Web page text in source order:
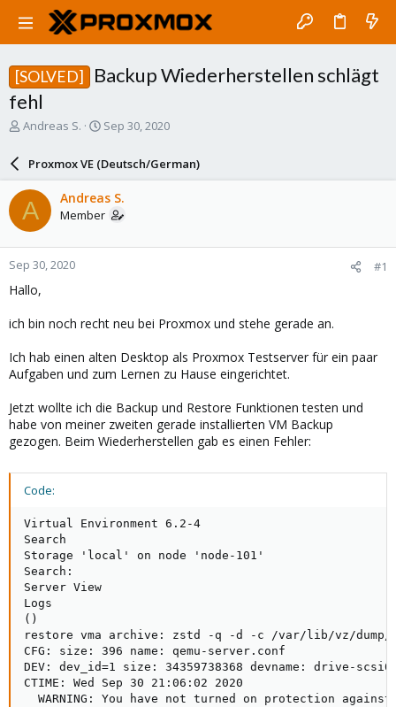
[SOLVED]
Backup Wiederherstellen schlägt
fehl
T
a
d
s
t
a
r
t
e
Andreas S.
S
a
r
d
a
e
Sep 30, 2020
Proxmox VE (Deutsch/German)
A Andreas S.
Member
Sep 30, 2020 #1
Hallo,
ich bin noch recht neu bei Proxmox und stehe gerade an.
Ich hab einen alten Desktop als Proxmox Testserver für ein paar
Aufgaben und zum Lernen zu Hause eingerichtet.
Jetzt wollte ich die Backup und Restore Funktionen testen und
habe von meiner zweiten gerade installierten VM Backup
gezogen. Beim Wiederherstellen gab es einen Fehler:
Code:
Virtual Environment 6.2-4
Search
Storage 'local' on node 'node-101'
Search:
Server View
Logs
()
restore vma archive: zstd -q -d -c /var/lib/vz/dump/
CFG: size: 396 name: qemu-server.conf
DEV: dev_id=1 size: 34359738368 devname: drive-scsi0
CTIME: Wed Sep 30 21:06:02 2020
WARNING: You have not turned on protection